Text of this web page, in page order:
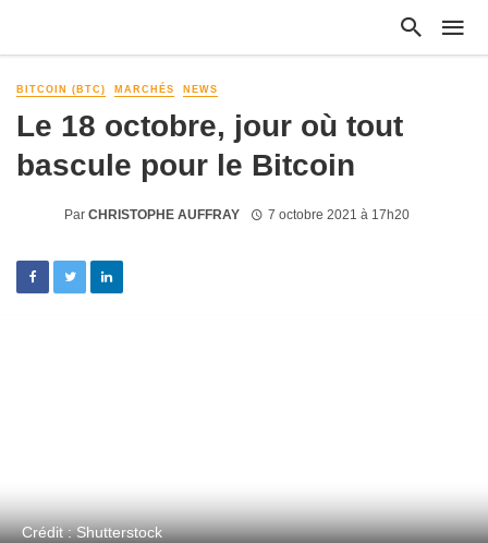
BITCOIN (BTC) MARCHÉS NEWS
Le 18 octobre, jour où tout
bascule pour le Bitcoin
Par CHRISTOPHE AUFFRAY 7 octobre 2021 à 17h20
Crédit : Shutterstock